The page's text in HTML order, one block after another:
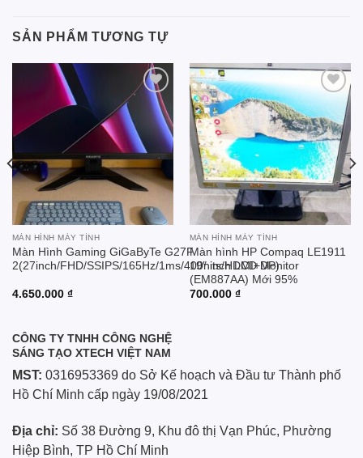
SẢN PHẨM TƯƠNG TỰ
Add to
wishlist
MÀN HÌNH MÁY TÍNH
Màn Hình Gaming GiGaByTe G27F
2(27inch/FHD/SSIPS/165Hz/1ms/400nits/HDMI+DP)
4.650.000 ₫
Add to
wishlist
MÀN HÌNH MÁY TÍNH
Màn hình HP Compaq LE1911
19″ inch LCD Monitor
(EM887AA) Mới 95%
700.000 ₫
CÔNG TY TNHH CÔNG NGHỆ
SÁNG TẠO XTECH VIỆT NAM
MST: 0316953369 do Sở Kế hoạch và Đầu tư Thành phố
Hồ Chí Minh cấp ngày 19/08/2021
Địa chỉ: Số 38 Đường 9, Khu đô thị Vạn Phúc, Phường
Hiệp Bình, TP Hồ Chí Minh